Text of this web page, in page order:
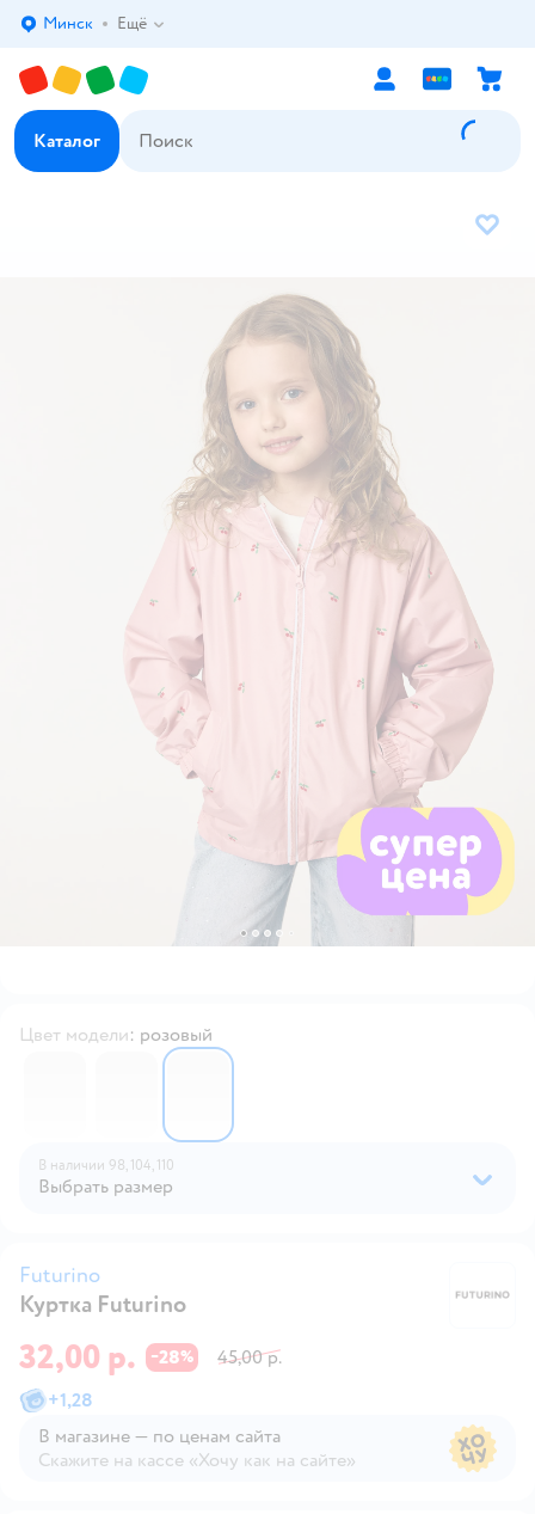
Выбор адреса доставки.
Минск Ещё
Каталог
В
Цвет модели: розовый
67428006742801
В наличии 98, 104, 110
Выбрать размер
Futurino
Куртка Futurino
32,00 р. −28%
45,00 р.
+1,28
В магазине — по ценам сайта
Скажите на кассе «Хочу как на сайте»